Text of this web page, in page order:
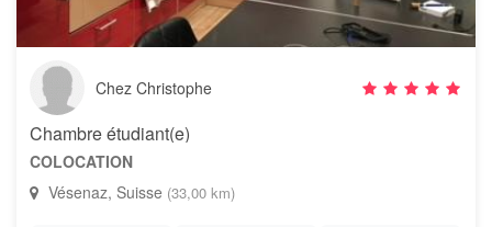
Chez Christophe
Chambre étudiant(e)
COLOCATION
Vésenaz, Suisse (33,00 km)